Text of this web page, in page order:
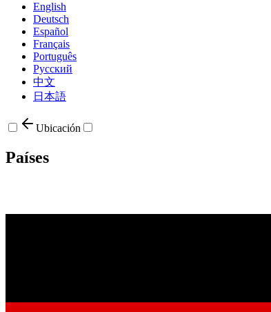
English
Deutsch
Español
Français
Português
Русский
中文
日本語
Ubicación
Países